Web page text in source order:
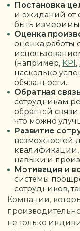
Постановка
и ожиданий от
быть
Оценка
оценка работы
(например, KPI,
насколько
обязанности.
Обратная
сотрудникам
обратной
что можно
Развитие
возможностей
квалификации,
навыки и
Мотивация и
системы
сотрудников,
Компании,
не только